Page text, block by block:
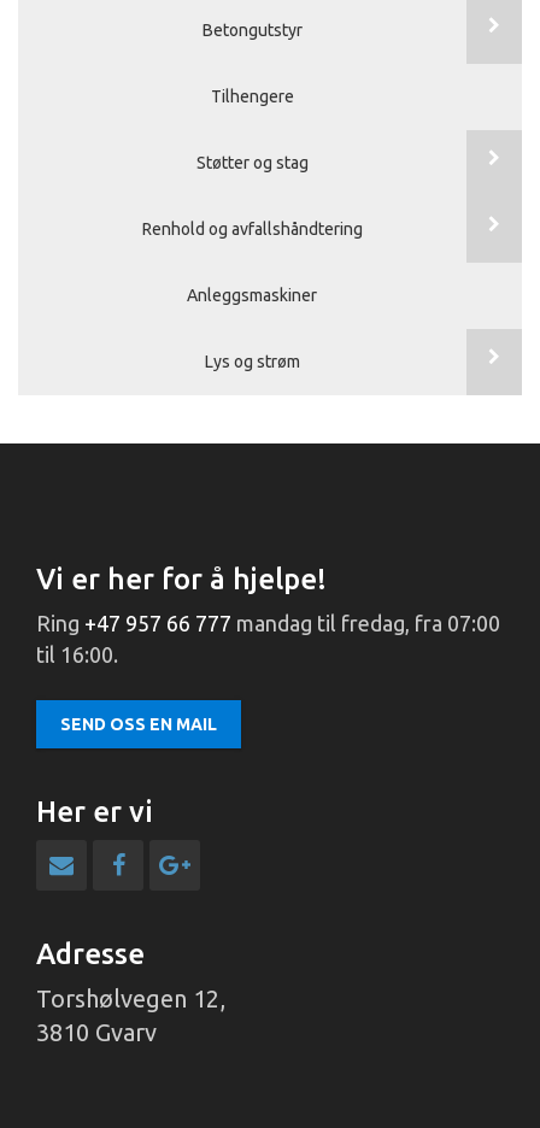
Betongutstyr
Tilhengere
Støtter og stag
Renhold og avfallshåndtering
Anleggsmaskiner
Lys og strøm
Vi er her for å hjelpe!
Ring +47 957 66 777 mandag til fredag, fra 07:00
til 16:00.
SEND OSS EN MAIL
Her er vi
Adresse
Torshølvegen 12,
3810 Gvarv